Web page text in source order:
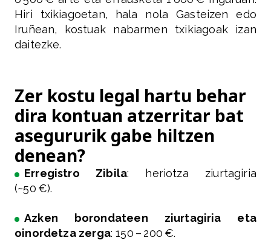
Hiri txikiagoetan, hala nola Gasteizen edo
Iruñean, kostuak nabarmen txikiagoak izan
daitezke.
Zer kostu legal hartu behar
dira kontuan atzerritar bat
asegururik gabe hiltzen
denean?
Erregistro Zibila: heriotza ziurtagiria
(~50 €).
Azken borondateen ziurtagiria eta
oinordetza zerga: 150 – 200 €.